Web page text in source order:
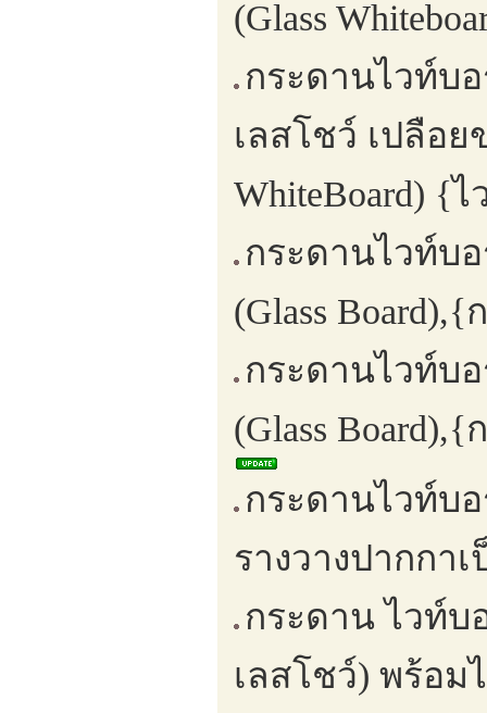
(Glass
กระดานไวท์บ
เลสโชว์ เปลือย
WhiteBoard) {
กระดานไวท์บ
(Glass
กระดานไวท์บ
(Glass
กระดานไวท์บ
รางวางปากกาเ
กระดาน ไวท์
เลสโชว์) พร้อ